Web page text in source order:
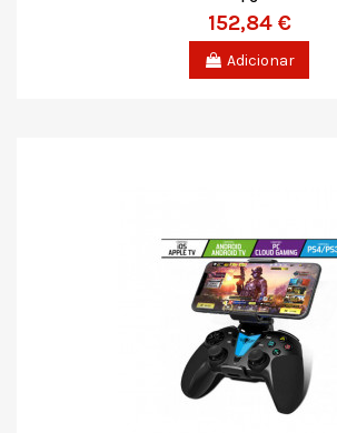
152,84 €
Adicionar